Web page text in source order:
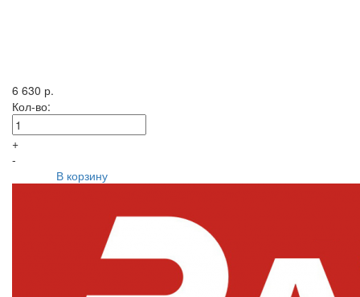
6 630 р.
Кол-во:
+
-
В корзину